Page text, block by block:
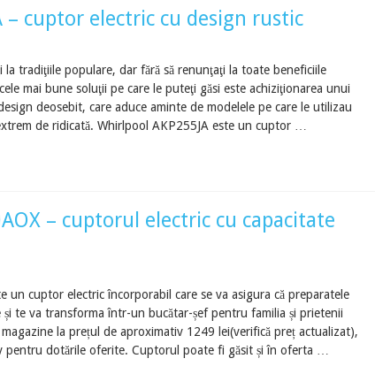
– cuptor electric cu design rustic
la tradiţiile populare, dar fără să renunţaţi la toate beneficiile
mai bune soluţii pe care le puteţi găsi este achiziţionarea unui
deosebit, care aduce aminte de modelele pe care le utilizau
de ridicată. Whirlpool AKP255JA este un cuptor …
– cuptorul electric cu capacitate
un cuptor electric încorporabil care se va asigura că preparatele
te va transforma într-un bucătar-șef pentru familia și prietenii
la prețul de aproximativ 1249 lei(verifică preț actualizat),
pentru dotările oferite. Cuptorul poate fi găsit și în oferta …